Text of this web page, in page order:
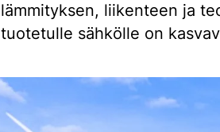
lämmityksen, liikenteen ja
tuotetulle sähkölle on